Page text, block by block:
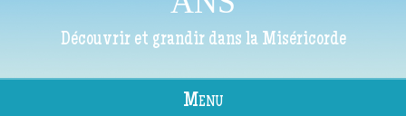
Découvrir et grandir dans la Miséricorde
Menu